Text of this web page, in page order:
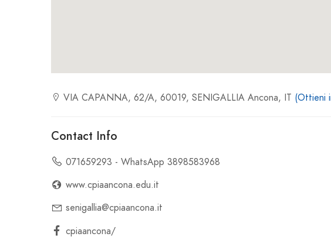
VIA CAPANNA, 62/A, 60019, SENIGALLIA Ancona, IT (Ottieni
Contact Info
071659293 - WhatsApp 3898583968
www.cpiaancona.edu.it
senigallia@cpiaancona.it
cpiaancona/